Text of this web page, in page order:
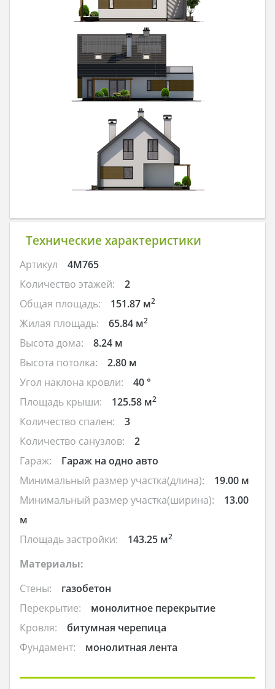
Технические характеристики
Артикул
4M765
Количество этажей:
2
Общая площадь:
151.87 м2
Жилая площадь: 65.84 м2
Высота дома:
8.24 м
Высота потолка:
2.80 м
Угол наклона кровли:
40 °
Площадь крыши:
125.58 м2
Количество спален:
3
Количество санузлов:
2
Гараж:
Гараж на одно авто
Минимальный размер участка(длина):
19.00 м
Минимальный размер участка(ширина):
13.00
м
Площадь застройки:
143.25 м2
Материалы:
Стены:
газобетон
Перекрытие:
монолитное перекрытие
Кровля:
битумная черепица
Фундамент:
монолитная лента